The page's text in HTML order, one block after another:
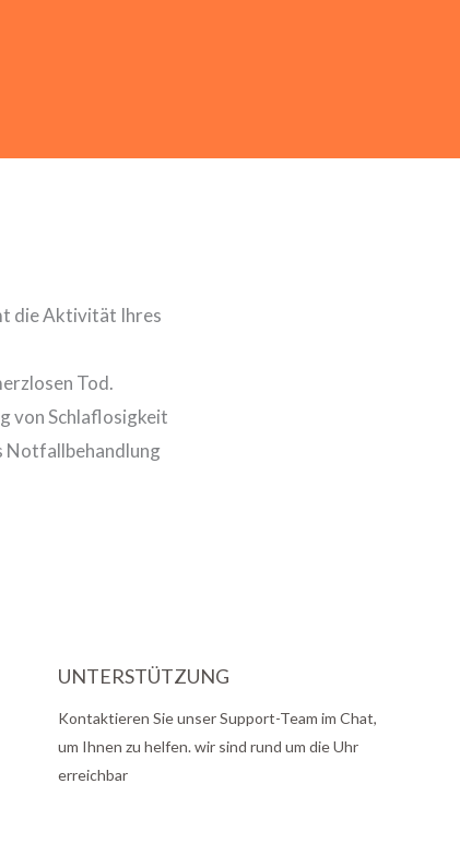
die Aktivität Ihres
Tod.
von Schlaflosigkeit
Notfallbehandlung
UNTERSTÜTZUNG
Kontaktieren Sie unser Support-Team im Chat,
um Ihnen zu helfen. wir sind rund um die Uhr
erreichbar